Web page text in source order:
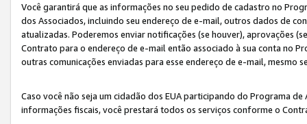
Você garantirá que as informações no seu pedido de cadastro no
dos Associados, incluindo seu endereço de e-mail, outros dados de
atualizadas. Poderemos enviar notificações (se houver), aprovações
Contrato para o endereço de e-mail então associado à sua conta no
outras comunicações enviadas para esse endereço de e-mail,
Caso você não seja um cidadão dos EUA participando do Programa
informações fiscais, você prestará todos os serviços conforme o